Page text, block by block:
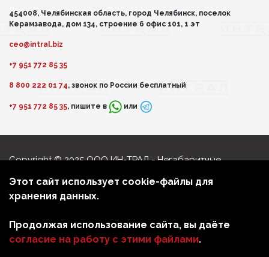
Этот сайт использует cookie-файлы для
хранения данных.
Продолжая использование сайта, вы даёте
согласие на работу с этими файлами.
454008, Челябинская область, город Челябинск, поселок
Керамзавода, дом 134, строение 6 офис 101, 1 эт
ceo@intral.biz
+7 951 772 85 35
8 800 222 01 74, звонок по России бесплатный
+7 951 772 85 35, пишите в или
Copyright © 2025 ООО ИН-ТРАЛ - Негабаритные
Политика обработки персональных данных